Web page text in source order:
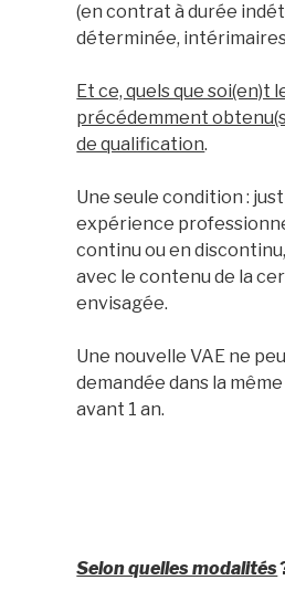
(en contrat à durée
déterminée,
Et ce, quels que soi(en)t
précédemment
de qualification.
Une seule condition :
expérience
continu ou en
avec le contenu de la
envisagée.
Une nouvelle VAE ne
demandée dans la
avant 1 an.
Selon quelles modalités